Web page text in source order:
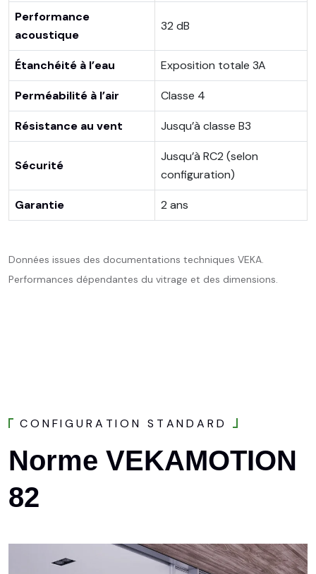
Performance
acoustique
32 dB
Étanchéité à l’eau Exposition totale 3A
Perméabilité à l’air Classe 4
Résistance au vent Jusqu’à classe B3
Sécurité
Jusqu’à RC2 (selon
configuration)
Garantie 2 ans
Données issues des documentations techniques VEKA.
Performances dépendantes du vitrage et des dimensions.
CO NFIGUR A TION S T ANDA R D
Norme VEKAMOTION
82